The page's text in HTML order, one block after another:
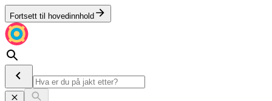
Fortsett til hovedinnhold